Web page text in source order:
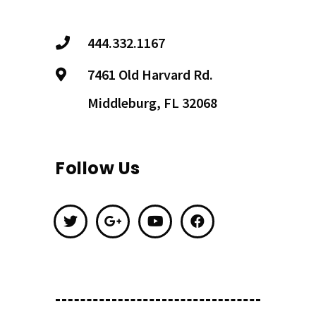
444.332.1167
7461 Old Harvard Rd.
Middleburg, FL 32068
Follow Us